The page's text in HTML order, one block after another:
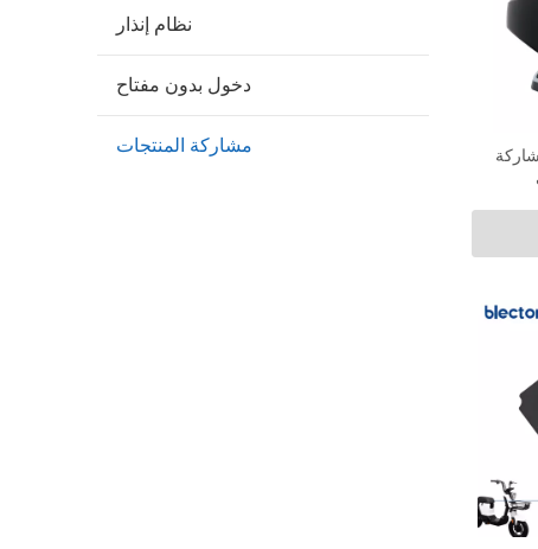
نظام إنذار
دخول بدون مفتاح
مشاركة المنتجات